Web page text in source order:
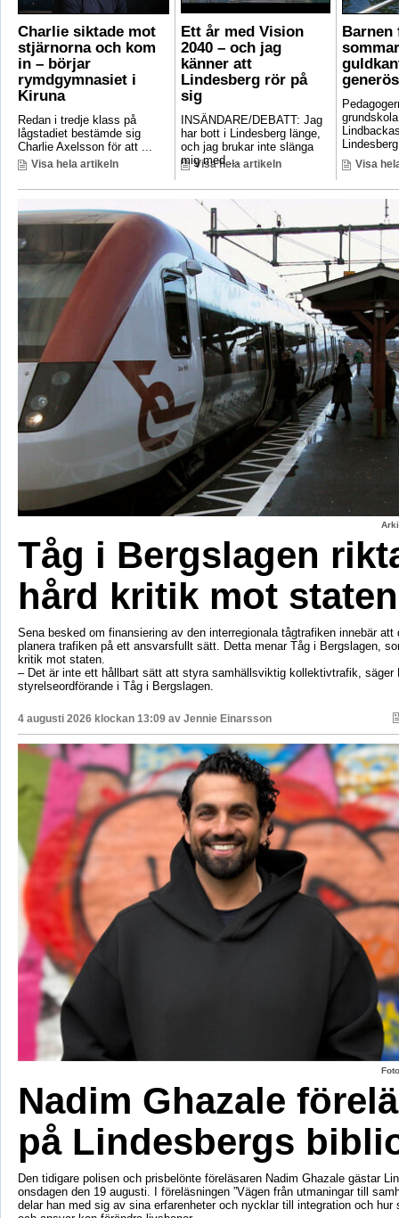
Charlie siktade mot
stjärnorna och kom
in – börjar
rymdgymnasiet i
Kiruna
Redan i tredje klass på
lågstadiet bestämde sig
Charlie Axelsson för att ...
Visa hela artikeln
Ett år med Vision
2040 – och jag
känner att
Lindesberg rör på
sig
INSÄNDARE/DEBATT: Jag
har bott i Lindesberg länge,
och jag brukar inte slänga
mig med ...
Visa hela artikeln
Barnen
Visa
Tåg i Bergslagen
hård kritik mot staten
Sena besked om finansiering av den interregionala tågtrafiken innebär att
planera trafiken på ett ansvarsfullt sätt. Detta menar Tåg i Bergslagen,
kritik mot staten.
– Det är inte ett hållbart sätt att styra samhällsviktig kollektivtrafik, säger
styrelseordförande i Tåg i Bergslagen.
4 augusti 2026 klockan 13:09 av Jennie Einarsson
Nadim Ghazale
på Lindesbergs
Den tidigare polisen och prisbelönte föreläsaren Nadim Ghazale gästar
onsdagen den 19 augusti. I föreläsningen ”Vägen från utmaningar till
delar han med sig av sina erfarenheter och nycklar till integration och hur